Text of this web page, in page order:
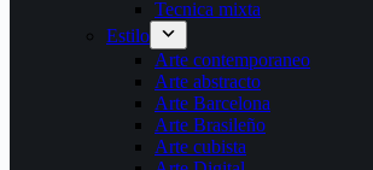
Tecnica mixta
Estilo
Arte contemporaneo
Arte abstracto
Arte Barcelona
Arte Brasileño
Arte cubista